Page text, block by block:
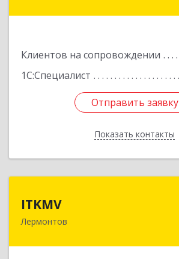
Клиентов на сопровождении
1С:Специалист
Отправить заявку
Показать контакты
Отправить заявку
Назад
ITKMV
Лермонтов